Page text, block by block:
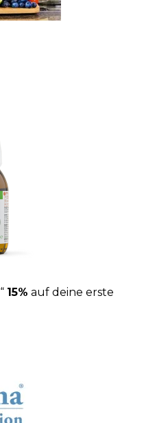
“ 15% auf deine erste